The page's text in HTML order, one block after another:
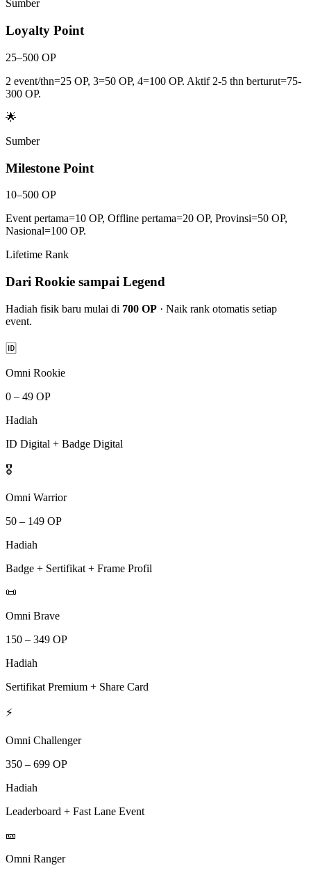
Sumber
Loyalty Point
25–500 OP
2 event/thn=25 OP, 3=50 OP, 4=100 OP. Aktif 2-5 thn berturut=75-
300 OP.
🌟
Sumber
Milestone Point
10–500 OP
Event pertama=10 OP, Offline pertama=20 OP, Provinsi=50 OP,
Nasional=100 OP.
Lifetime Rank
Dari Rookie sampai Legend
Hadiah fisik baru mulai di 700 OP · Naik rank otomatis setiap
event.
🆔
Omni Rookie
0 – 49 OP
Hadiah
ID Digital + Badge Digital
🎖️
Omni Warrior
50 – 149 OP
Hadiah
Badge + Sertifikat + Frame Profil
📜
Omni Brave
150 – 349 OP
Hadiah
Sertifikat Premium + Share Card
⚡
Omni Challenger
350 – 699 OP
Hadiah
Leaderboard + Fast Lane Event
🎫
Omni Ranger